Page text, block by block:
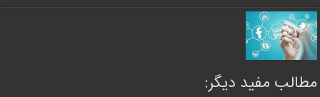
مطالب مفید دیگر: